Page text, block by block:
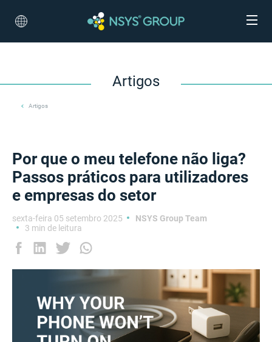
Artigos
Artigos
Por que o meu telefone não liga?
Passos práticos para utilizadores
e empresas do setor
sexta-feira 05 setembro 2025
NSYS Group Team
3 min de leitura